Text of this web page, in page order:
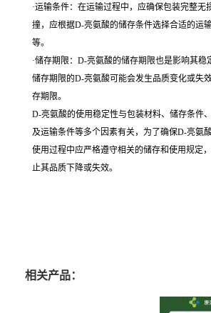
·运输条件：在运输过程中，应确保包装完整无
撞，应根据D-亮氨酸的储存条件选择合适的运
等。
·储存期限：D-亮氨酸的储存期限也是影响其稳
储存期限的D-亮氨酸可能会发生品质变化或失
存期限。
D-亮氨酸的使用稳定性与包装材料、储存条件
及运输条件等多个因素有关，为了确保D-亮氨
使用过程中应严格遵守相关的储存和使用规定
止其品质下降或失效。
相关产品：